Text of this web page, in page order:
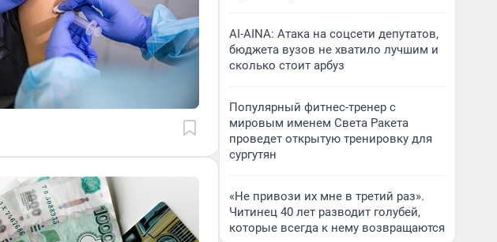
AI-AINA: Атака на соцсети депутатов,
бюджета вузов не хватило лучшим и
сколько стоит арбуз
Популярный фитнес-тренер с
мировым именем Света Ракета
проведет открытую тренировку для
сургутян
«Не привози их мне в третий раз».
Читинец 40 лет разводит голубей,
которые всегда к нему возвращаются